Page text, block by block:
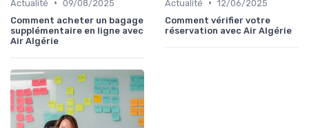
Actualité • 09/08/2025
Comment acheter un bagage
supplémentaire en ligne avec
Air Algérie
Actualité • 12/06/2025
Comment vérifier votre
réservation avec Air Algérie